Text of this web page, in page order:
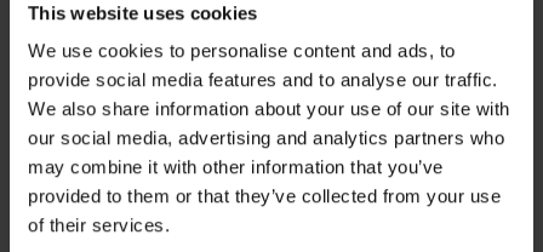
This website uses cookies
We use cookies to personalise content and ads, to
provide social media features and to analyse our traffic.
We also share information about your use of our site with
our social media, advertising and analytics partners who
may combine it with other information that you’ve
provided to them or that they’ve collected from your use
of their services.
Najpopularniejsze marki
Astratex
Dorina